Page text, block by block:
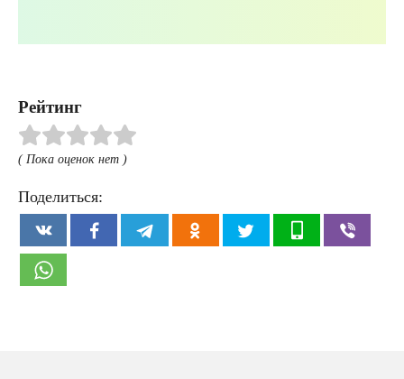
Рейтинг
( Пока оценок нет )
Поделиться: